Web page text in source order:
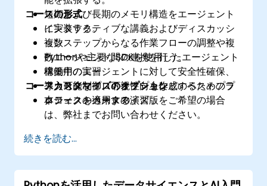
短期および長期のメモリ構造をエージェント
に実装する。
複数ステップからなる作業フローの調整や複
数エージェント間の連携を行う。
稼働中のエージェントに対して安全性確保、
アクセス制御、可視性向上などのベストプラ
クティスを適用する。
コースの形式
インタラクティブな講義およびディスカッシ
ョン
Pythonや主要なSDKを使用したエージェント
構築用の実習
導入可能なプロトタイプを作成するためのプ
ロジェクトベースの演習
コースカスタマイズのオプション
本コースのカスタマイズ版をご希望の場合
は、弊社までお問い合わせください。
続きを読む...